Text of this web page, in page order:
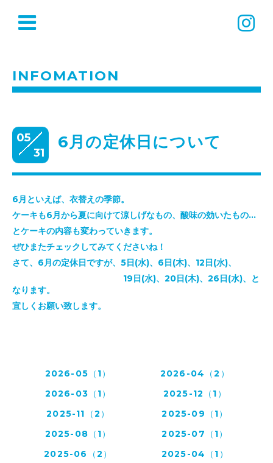
INFOMATION
05
31
6月の定休日について
6月といえば、衣替えの季節。
ケーキも6月から夏に向けて涼しげなもの、酸味の効いたもの…
とケーキの内容も変わっていきます。
ぜひまたチェックしてみてくださいね！
さて、6月の定休日ですが、5日(水)、6日(木)、12日(水)、
19日(水)、20日(木)、26日(水)、と
なります。
宜しくお願い致します。
2026-05（1）
2026-04（2）
2026-03（1）
2025-12（1）
2025-11（2）
2025-09（1）
2025-08（1）
2025-07（1）
2025-06（2）
2025-04（1）